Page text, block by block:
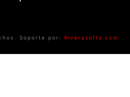
Soporte por: Riverasofts.com